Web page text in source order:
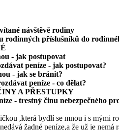
návštěvě rodiny
rodinných příslušníků do
- jak postupovat
peníze - jak postupovat?
- jak se bránit?
peníze - co dělat?
A PŘESTUPKY
- trestný činu nebezpečného
,která bydlí se mnou i s mými
žadné peníze,a že už je